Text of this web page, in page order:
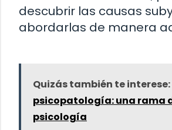
descubrir las causas
abordarlas de manera
Quizás también te interese:
psicopatología: una rama
psicología